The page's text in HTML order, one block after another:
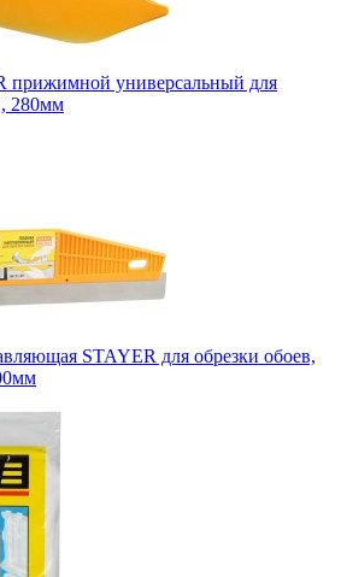
прижимной универсальный для
280мм
STAYER для обрезки обоев,